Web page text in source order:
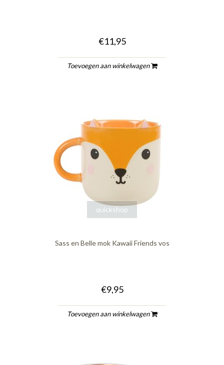
€11,95
Toevoegen aan winkelwagen
quickshop
Sass en Belle mok Kawaii Friends vos
€9,95
Toevoegen aan winkelwagen